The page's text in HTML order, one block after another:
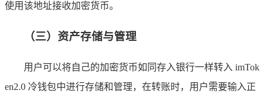
使用该地址接收加密货币。
（三）资产存储与管理
用户可以将自己的加密货币如同存入银行一样转入 imTok
en2.0 冷钱包中进行存储和管理，在转账时，用户需要输入正